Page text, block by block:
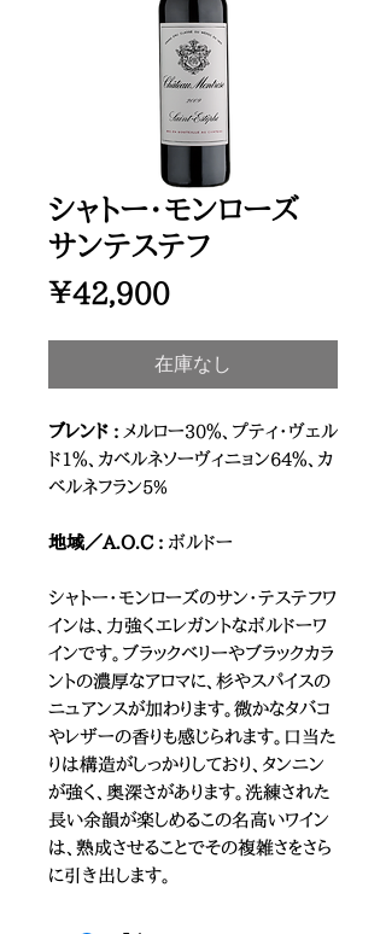
シャトー・モンローズ
サンテステフ
￥42,900価
在庫なし
ブレンド : メルロー30％、プティ・ヴェル
ド1％、カベルネソーヴィニョン64％、カ
ベルネフラン5%
地域／A.O.C : ボルドー
シャトー・モンローズのサン・テステフワ
インは、力強くエレガントなボルドーワ
インです。ブラックベリーやブラックカラ
ントの濃厚なアロマに、杉やスパイスの
ニュアンスが加わります。微かなタバコ
やレザーの香りも感じられます。口当た
りは構造がしっかりしており、タンニン
が強く、奥深さがあります。洗練された
長い余韻が楽しめるこの名高いワイン
は、熟成させることでその複雑さをさら
に引き出します。